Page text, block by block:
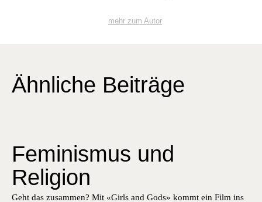
mehr zum Autor
Ähnliche Beiträge
Feminismus und
Religion
Geht das zusammen? Mit «Girls and Gods» kommt ein Film ins